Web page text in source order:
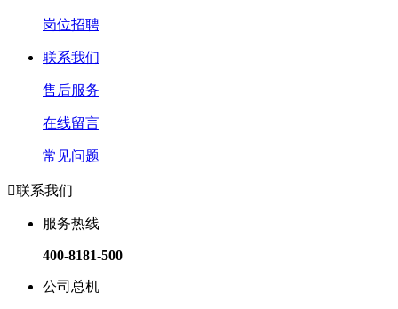
岗位招聘
联系我们
售后服务
在线留言
常见问题
联系我们
服务热线
400-8181-500
公司总机